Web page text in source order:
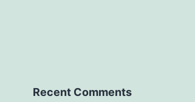
Recent Comments